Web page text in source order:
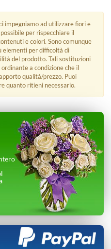
impegniamo ad utilizzare fiori e
per rispecchiare il
e colori. Sono comunque
elementi per difficoltà di
del prodotto. Tali sostituzioni
a condizione che il
qualità/prezzo. Puoi
quanto ritieni necessario.